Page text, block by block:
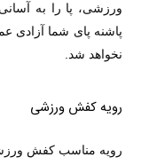
ورزشی، پا را به
پاشنه پای شما آزادی
نخواهد شد.
رویه کفش ورزشی
رویه مناسب کفش